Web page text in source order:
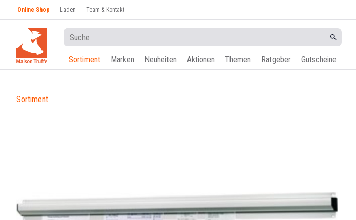
Online Shop Laden Team & Kontakt
Sortiment Marken Neuheiten Aktionen Themen Ratgeber Gutscheine
Sortiment